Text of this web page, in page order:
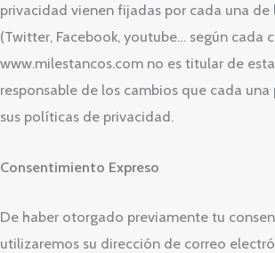
privacidad vienen fijadas por cada una de
(Twitter, Facebook, youtube… según cada
www.milestancos.com no es titular de
responsable de los cambios que cada
sus políticas de privacidad.
Consentimiento Expreso
De haber otorgado previamente tu
utilizaremos su dirección de correo